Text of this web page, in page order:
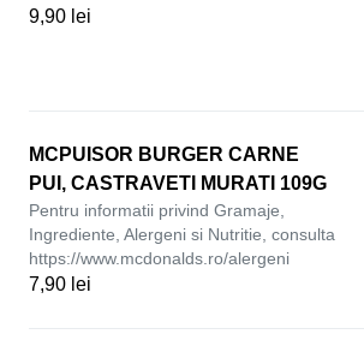
9,90 lei
MCPUISOR BURGER CARNE
PUI, CASTRAVETI MURATI 109G
Pentru informatii privind Gramaje,
Ingrediente, Alergeni si Nutritie, consulta
https://www.mcdonalds.ro/alergeni
7,90 lei